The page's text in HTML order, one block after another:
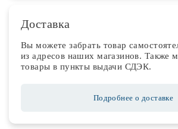
Доставка
Вы можете забрать товар
из адресов наших магазинов. Также
товары в пункты выдачи СДЭК.
Подробнее о доставке